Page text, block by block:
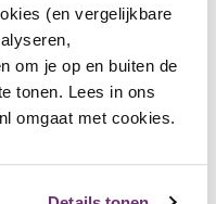
(en vergelijkbare
om je op en buiten de
tonen. Lees in ons
omgaat met cookies.